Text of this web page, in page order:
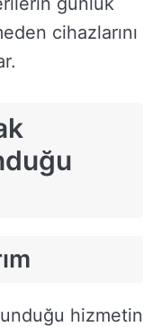
cihazlarını
hizmetin